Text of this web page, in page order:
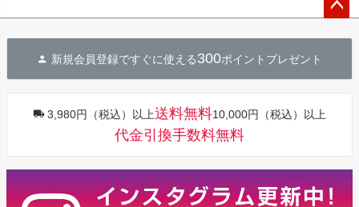
へ
新規会員登録ですぐに使える300ポイントプレゼント
3,980円（税込）以上送料無料10,000円（税込）以上
代金引換手数料無料